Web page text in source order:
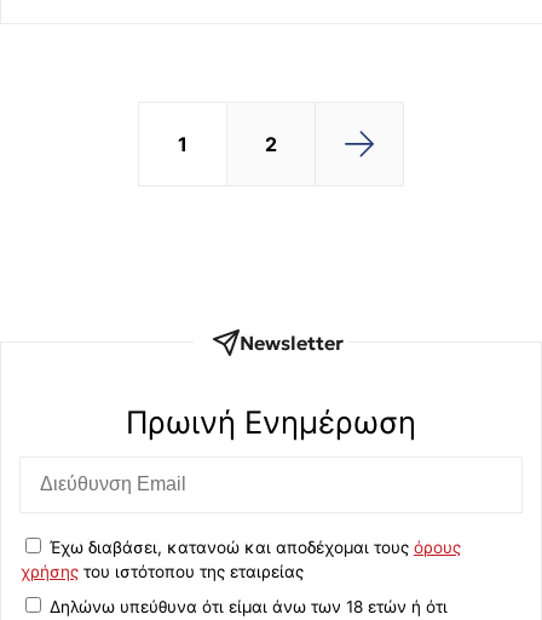
1 2
Newsletter
Πρωινή Eνημέρωση
Έχω διαβάσει, κατανοώ και αποδέχομαι τους όρους
χρήσης του ιστότοπου της εταιρείας
Δηλώνω υπεύθυνα ότι είμαι άνω των 18 ετών ή ότι